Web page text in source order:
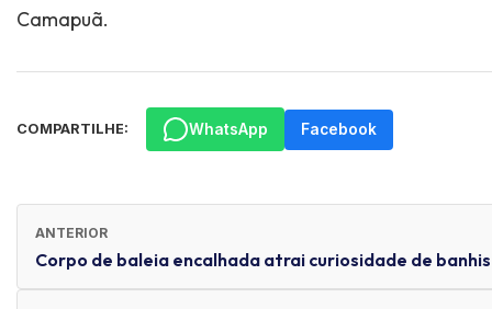
Camapuã.
COMPARTILHE: WhatsApp Facebook
ANTERIOR
Corpo de baleia encalhada atrai curiosidade de